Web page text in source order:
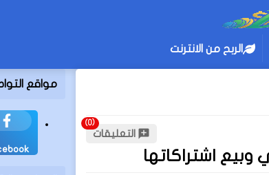
الربح من الانترنت
التعليقات
وبيع اشتراكاتها
مواقع